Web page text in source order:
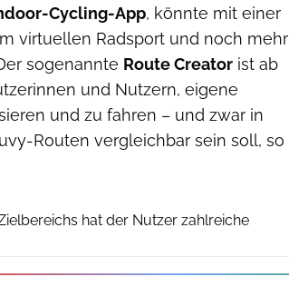
Cycling-App, könnte mit einer
virtuellen Radsport und noch mehr
sogenannte Route Creator ist ab
und Nutzern, eigene
und zu fahren – und zwar in
Routen vergleichbar sein soll, so
hat der Nutzer zahlreiche